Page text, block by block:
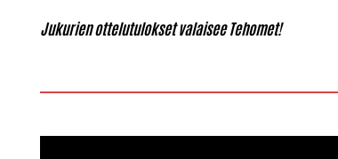
Jukurien ottelutulokset valaisee Tehomet!